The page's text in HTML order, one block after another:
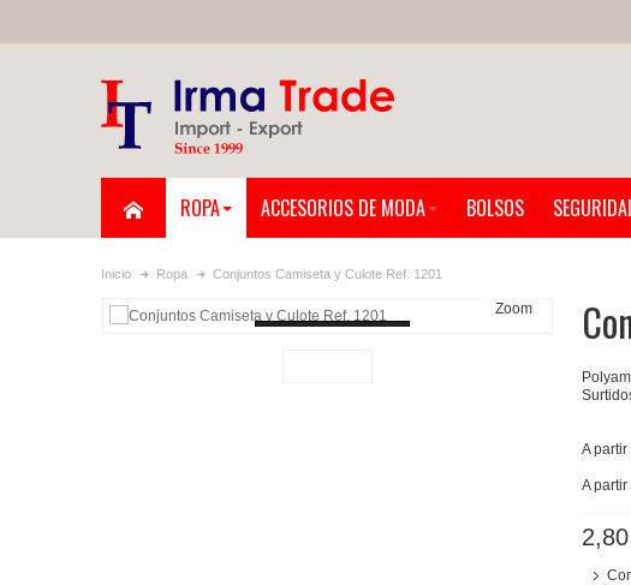
ROPA ACCESORIOS DE MODA BOLSOS
Inicio Ropa Conjuntos Camiseta y Culote Ref. 1201
Zoom
A partir
A partir